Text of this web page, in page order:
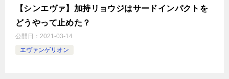
【シンエヴァ】加持リョウジはサードインパクトを
どうやって止めた？
公開日： 2021-03-14
エヴァンゲリオン